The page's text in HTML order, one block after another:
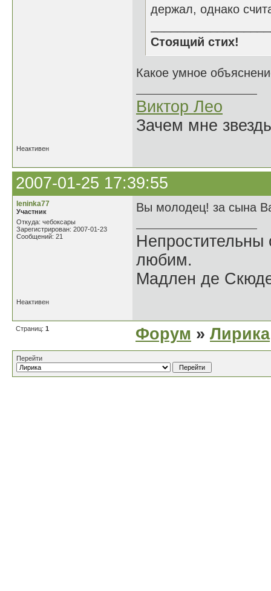
держал, однако
Стоящий стих!
Какое умное
Виктор Лео
Зачем мне
Неактивен
2007-01-25 17:39:55
leninka77
Участник
Откуда: чебоксары
Зарегистрирован: 2007-01-23
Сообщений: 21
Вы молодец! за сына
любим.
Мадлен де
Неактивен
Страниц: 1 Форум » Лирика
Перейти